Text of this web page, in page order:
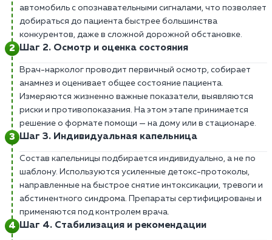
автомобиль с опознавательными сигналами, что позволяет
добираться до пациента быстрее большинства
конкурентов, даже в сложной дорожной обстановке.
Шаг 2. Осмотр и оценка состояния
Врач-нарколог проводит первичный осмотр, собирает
анамнез и оценивает общее состояние пациента.
Измеряются жизненно важные показатели, выявляются
риски и противопоказания. На этом этапе принимается
решение о формате помощи — на дому или в стационаре.
Шаг 3. Индивидуальная капельница
Состав капельницы подбирается индивидуально, а не по
шаблону. Используются усиленные детокс-протоколы,
направленные на быстрое снятие интоксикации, тревоги и
абстинентного синдрома. Препараты сертифицированы и
применяются под контролем врача.
Шаг 4. Стабилизация и рекомендации